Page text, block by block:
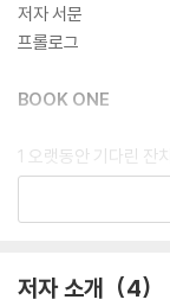
지침에 대한 이해가
의를 거치지 못한 채
2021년 새롭게 출간된
분과 누락된 부분, 새
역지침에 따라 고유명
끝에 500여 개의 번
저자 서문
프롤로그
BOOK ONE
1 오랫동안 기다린 잔치
2 과거의 그림자
6 묵은숲
저자 소개 4